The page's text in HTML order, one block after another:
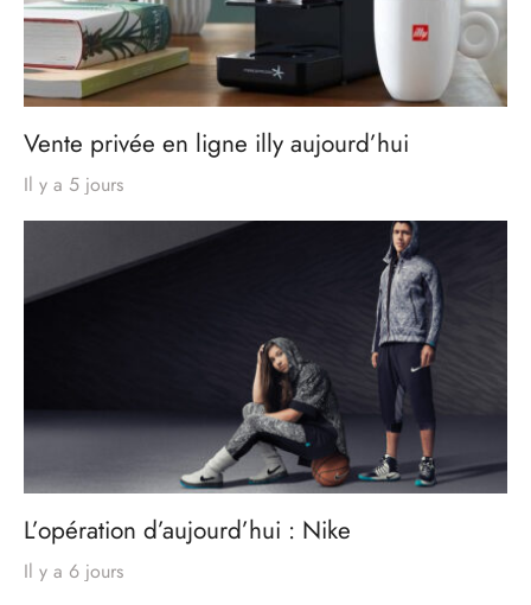
Vente privée en ligne illy aujourd’hui
Il y a 5 jours
L’opération d’aujourd’hui : Nike
Il y a 6 jours